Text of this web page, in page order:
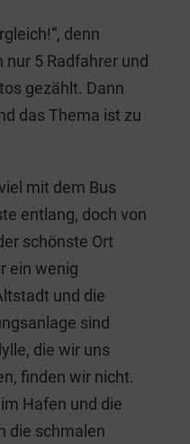
denn
5 Radfahrer und
gezählt. Dann
das Thema ist zu
mit dem Bus
entlang, doch von
schönste Ort
ein wenig
und die
sind
die wir uns
finden wir nicht.
Hafen und die
die schmalen